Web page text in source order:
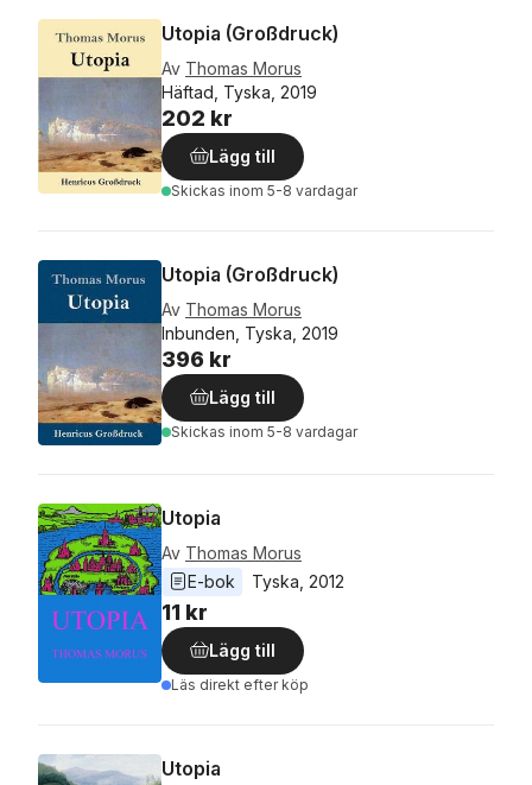
Utopia (Großdruck)
Av Thomas Morus
Häftad, Tyska, 2019
202 kr
Lägg till
Skickas inom 5-8 vardagar
Utopia (Großdruck)
Av Thomas Morus
Inbunden, Tyska, 2019
396 kr
Lägg till
Skickas inom 5-8 vardagar
Utopia
Av Thomas Morus
E-bok
Tyska 2012
11 kr
Lägg till
Läs direkt efter köp
Utopia